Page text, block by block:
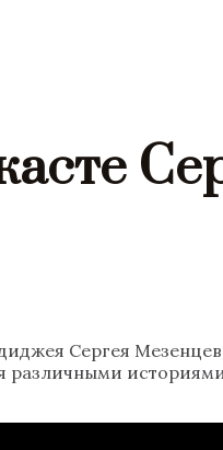
Сергея
различными